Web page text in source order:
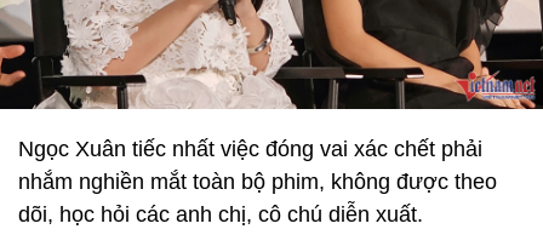
Ngọc Xuân tiếc nhất việc đóng vai xác chết phải
nhắm nghiền mắt toàn bộ phim, không được theo
dõi, học hỏi các anh chị, cô chú diễn xuất.